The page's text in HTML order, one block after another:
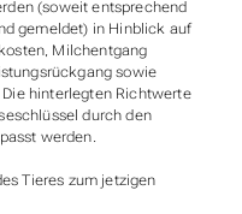
(soweit entsprechend
gemeldet) in Hinblick auf
Milchentgang
sowie
hinterlegten Richtwerte
durch den
werden.
Tieres zum jetzigen